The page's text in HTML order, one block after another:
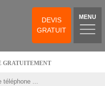
DEVIS
GRATUIT
MENU
GRATUITEMENT